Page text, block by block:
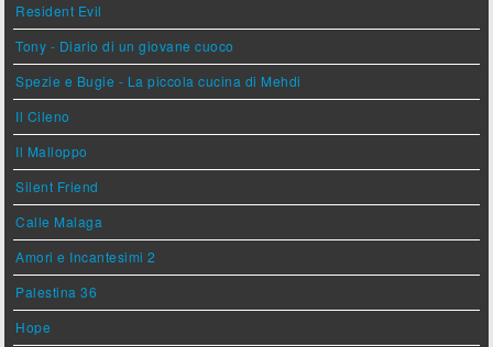
Resident Evil
Tony - Diario di un giovane cuoco
Spezie e Bugie - La piccola cucina di Mehdi
Il Cileno
Il Malloppo
Silent Friend
Calle Malaga
Amori e Incantesimi 2
Palestina 36
Hope